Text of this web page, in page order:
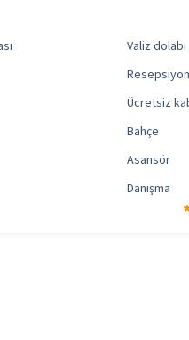
Valiz dolabı
Resepsiyon
Ücretsiz
Bahçe
Asansör
Danışma